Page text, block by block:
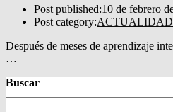
Post published:10 de febrero
Post category:ACTUALIDAD
Después de meses de aprendizaje
…
Buscar